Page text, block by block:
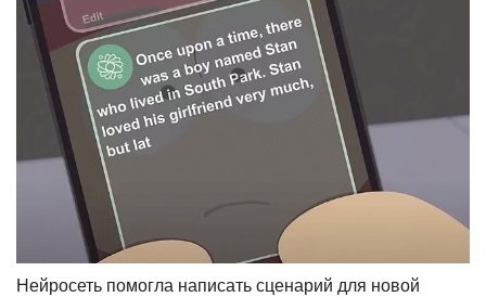
Нейросеть помогла написать сценарий для новой